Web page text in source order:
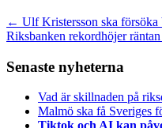
← Ulf Kristersson ska försöka
Riksbanken rekordhöjer räntan
Senaste nyheterna
Vad är skillnaden på
Malmö ska få Sveriges